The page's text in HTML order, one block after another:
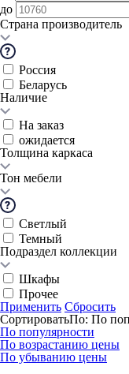
до
Страна производитель
Россия
Беларусь
Наличие
На заказ
ожидается
Толщина каркаса
Тон мебели
Светлый
Темный
Подраздел коллекции
Шкафы
Прочее
Применить Сбросить
СортироватьПо: По
По популярности
По возрастанию цены
По убыванию цены